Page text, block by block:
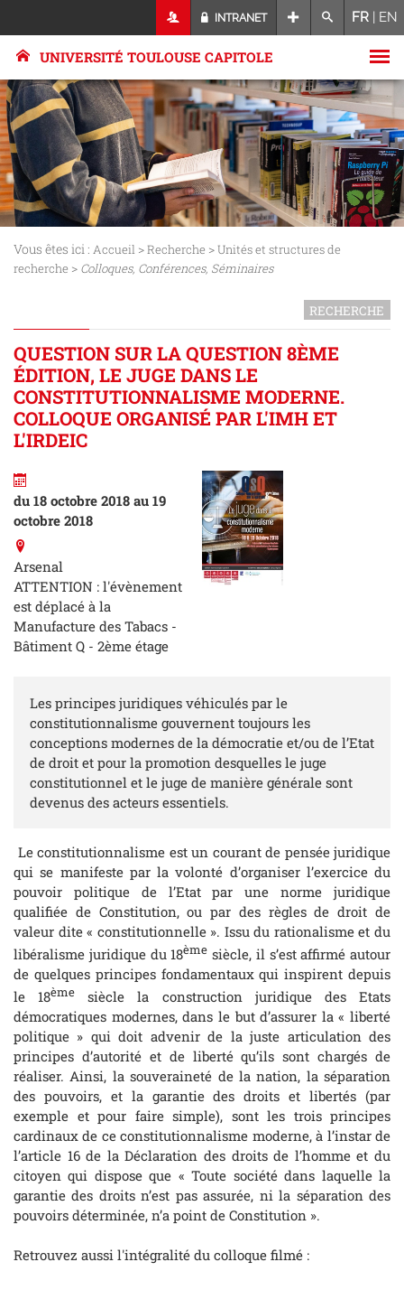
INTRANET FR | EN
UNIVERSITÉ TOULOUSE CAPITOLE
Vous êtes ici : Accueil >Recherche >Unités et structures de
recherche > Colloques, Conférences, Séminaires
RECHERCHE
QUESTION SUR LA QUESTION 8ÈME
ÉDITION, LE JUGE DANS LE
CONSTITUTIONNALISME MODERNE.
COLLOQUE ORGANISÉ PAR L'IMH ET
L'IRDEIC
du 18 octobre 2018 au 19
octobre 2018
Arsenal
ATTENTION : l'évènement
est déplacé à la
Manufacture des Tabacs -
Bâtiment Q - 2ème étage
Les principes juridiques véhiculés par le
constitutionnalisme gouvernent toujours les
conceptions modernes de la démocratie et/ou de l’Etat
de droit et pour la promotion desquelles le juge
constitutionnel et le juge de manière générale sont
devenus des acteurs essentiels.
Le constitutionnalisme est un courant de pensée juridique
qui se manifeste par la volonté d’organiser l’exercice du
pouvoir politique de l’Etat par une norme juridique
qualifiée de Constitution, ou par des règles de droit de
valeur dite « constitutionnelle ». Issu du rationalisme et du
libéralisme juridique du 18ème siècle, il s’est affirmé autour
de quelques principes fondamentaux qui inspirent depuis
le 18ème siècle la construction juridique des Etats
démocratiques modernes, dans le but d’assurer la « liberté
politique » qui doit advenir de la juste articulation des
principes d’autorité et de liberté qu’ils sont chargés de
réaliser. Ainsi, la souveraineté de la nation, la séparation
des pouvoirs, et la garantie des droits et libertés (par
exemple et pour faire simple), sont les trois principes
cardinaux de ce constitutionnalisme moderne, à l’instar de
l’article 16 de la Déclaration des droits de l’homme et du
citoyen qui dispose que « Toute société dans laquelle la
garantie des droits n’est pas assurée, ni la séparation des
pouvoirs déterminée, n’a point de Constitution ».
Retrouvez aussi l'intégralité du colloque filmé :